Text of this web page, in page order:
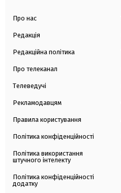
Про нас
Редакція
Редакційна політика
Про телеканал
Телеведучі
Рекламодавцям
Правила користування
Політика конфіденційності
Політика використання
штучного інтелекту
Політика конфіденційності
додатку